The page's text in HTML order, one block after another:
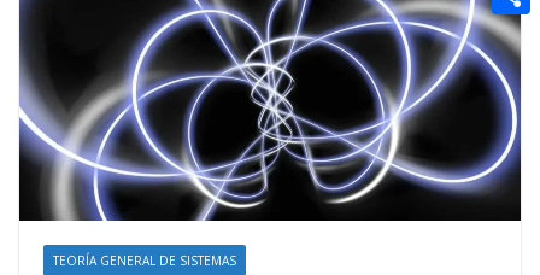
TEORÍA GENERAL DE SISTEMAS
n
g
e
r
e
r
e
r
s
t
a
i
l
e
d
d
i
t
C
o
m
p
a
r